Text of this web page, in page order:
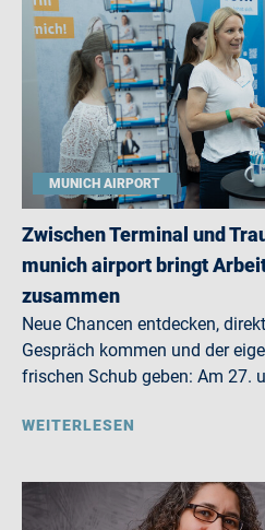
MUNICH AIRPORT
Zwischen Terminal und
munich airport bringt
zusammen
Neue Chancen entdecken,
Gespräch kommen und der
frischen Schub geben: Am 27.
WEITERLESEN